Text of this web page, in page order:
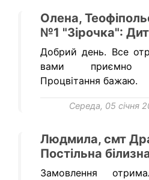
Олена,
№1 "Зірочка":
Добрий день. Все
вами приємно
Процвітання бажаю.
Середа, 05 січня
Людмила, смт
Постільна
Замовлення